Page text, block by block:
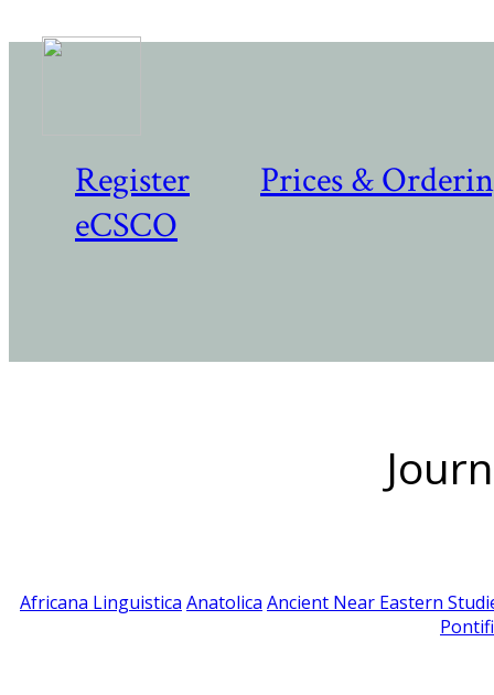
Register
Prices &
eCSCO
Africana Linguistica Anatolica Ancient Near Eastern